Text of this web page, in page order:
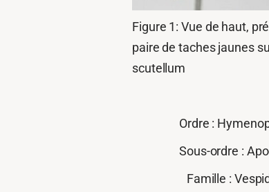
Figure 1: Vue de haut,
paire de taches jaunes
scutellum
Ordre :
Sous-ordre :
Famille :